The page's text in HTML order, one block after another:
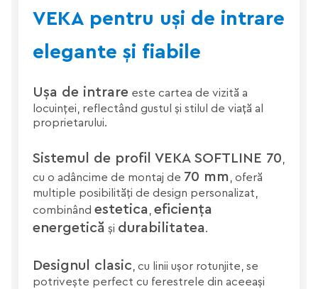
VEKA pentru uși de intrare
elegante și fiabile
Ușa de intrare este cartea de vizită a
locuinței, reflectând gustul și stilul de viață al
proprietarului.
Sistemul de profil VEKA SOFTLINE 70
cu o adâncime de montaj de 70 mm , oferă
multiple posibilități de design personalizat,
combinând estetica eficiența
energetică și durabilitatea.
Designul clasic , cu linii ușor rotunjite, se
potrivește perfect cu ferestrele din aceeași